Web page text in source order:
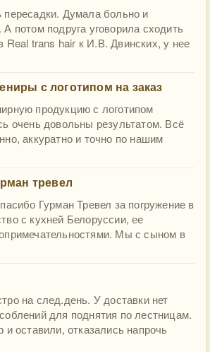
Думала больно и
потом подруга уговорила сходить
Real trans hair к И.В. Двинских, у нее
с логотипом на заказ
продукцию с логотипом
очень довольны результатом. Всё
аккуратно и точно по нашим
тревел
Гурман Тревел за погружение в
с кухней Белоруссии, ее
Мы с сыном в
на след.день. У доставки нет
для поднятия по лестницам.
и оставили, отказались напрочь